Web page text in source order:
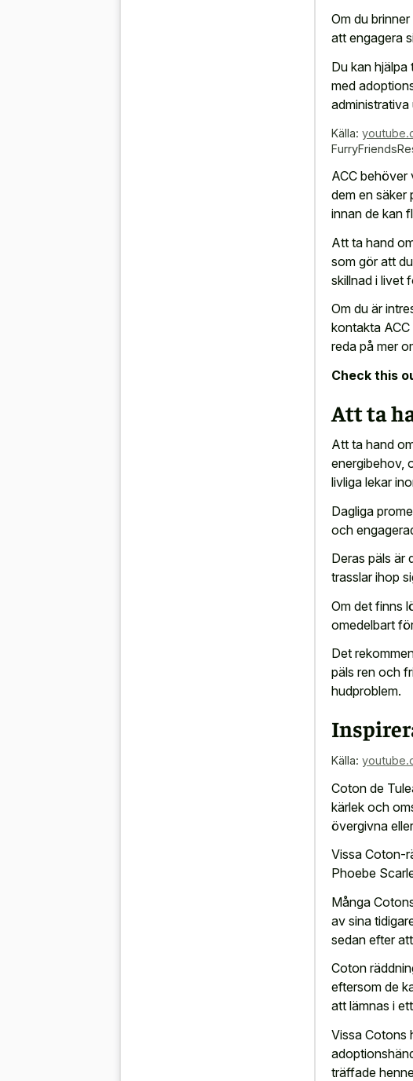
Om du
att engagera
Du kan hjälpa
med
administrativa
Källa:
ACC behöver
dem en säker
innan de kan
Att ta hand
som gör att
skillnad i livet
Om du är
kontakta
reda på mer
Check this
Att ta
Att ta hand
energibehov,
livliga lekar
Dagliga
och
Deras päls är
trasslar ihop
Om det finns
omedelbart
Det
päls ren och
hudproblem.
Källa:
Coton de
kärlek och
övergivna
Vissa Coton-
Phoebe
Många
av sina
sedan efter
Coton
eftersom de
att lämnas i
Vissa Cotons
träffade